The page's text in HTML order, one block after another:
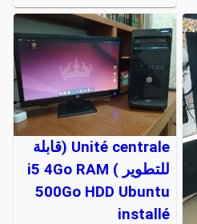
Unité centrale (قابلة
للتطوير ) i5 4Go RAM
500Go HDD Ubuntu
installé